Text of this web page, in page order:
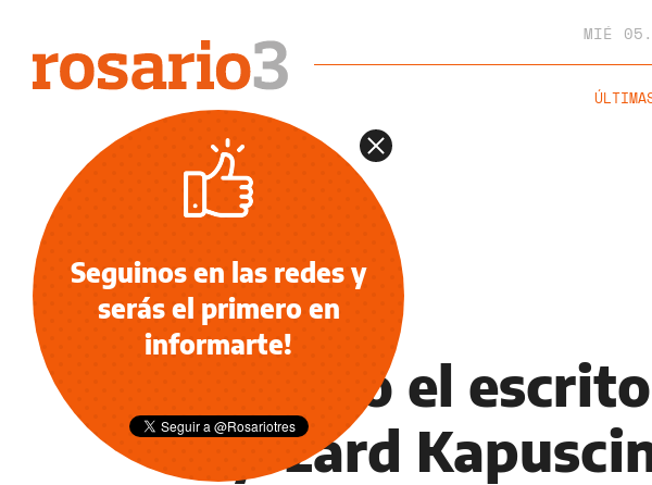
MIÉ
NOTICIAS
Falleció el
Ryszard
Seguinos en las redes y
serás el primero en
informarte!